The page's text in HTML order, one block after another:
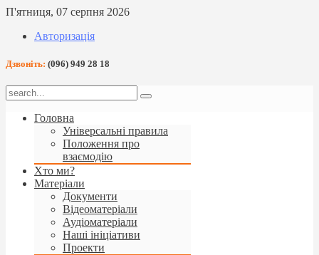
П'ятниця, 07 серпня 2026
Авторизація
Дзвоніть: (096) 949 28 18
Головна
Універсальні правила
Положення про
взаємодію
Хто ми?
Матеріали
Документи
Відеоматеріали
Аудіоматеріали
Наші ініціативи
Проекти